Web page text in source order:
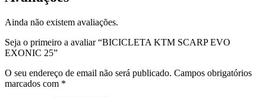
Ainda não existem avaliações.
Seja o primeiro a avaliar “BICICLETA KTM SCARP EVO
EXONIC 25”
O seu endereço de email não será publicado. Campos obrigatórios
marcados com *